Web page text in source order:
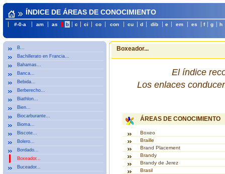
ÍNDICE DE ÁREAS DE CONOCIMIENTO
#-0-a am as b c ci co con cu d dib e em es f g h
B...
Bachillerato en Francia...
Bahamas...
Banca...
Bebida...
Berberecho...
Biathlon...
Bien...
Biocarburante...
Bioma...
Biscote...
Bolero...
Bordado...
Boxeador...
Buceador...
Boxeador...
El índice
Los enlaces
ÁREAS DE CONOCIMIENTO
Boxeo
Braille
Brand Placement
Brandy
Brandy de Jerez
Brasil